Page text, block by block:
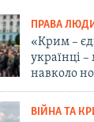
ПРАВА
«Крим –
українці –
навколо
ВІЙНА ТА